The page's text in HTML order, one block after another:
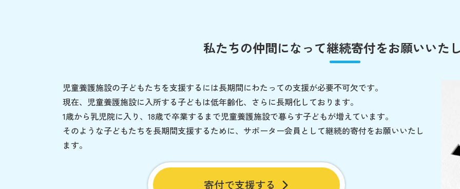
私たちの仲間になって継続寄付をお願いいた
児童養護施設の子どもたちを支援するには長期間にわたっての支援が必要不可欠です。
現在、児童養護施設に入所する子どもは低年齢化、さらに長期化しております。
1歳から乳児院に入り、18歳で卒業するまで児童養護施設で暮らす子どもが増えています。
そのような子どもたちを長期間支援するために、サポーター会員として継続的寄付をお願いいたし
ます。
寄付で支援する